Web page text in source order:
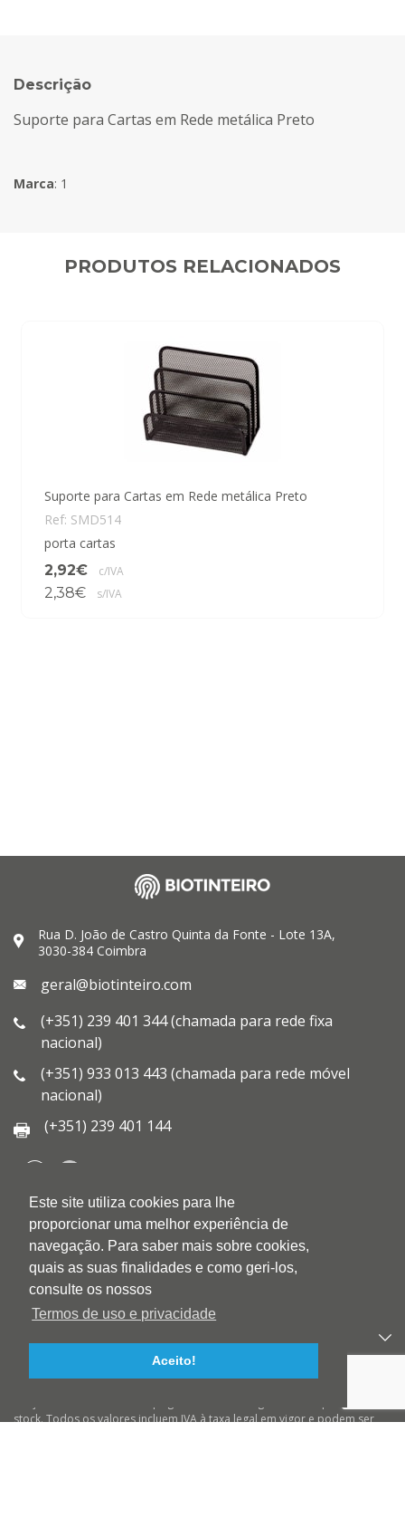
Este site utiliza cookies para lhe
proporcionar uma melhor experiência de
navegação. Para saber mais sobre cookies,
quais as suas finalidades e como geri-los,
consulte os nossos
Termos de uso e privacidade
Aceito!
Descrição
Suporte para Cartas em Rede metálica Preto
Marca: 1
PRODUTOS RELACIONADOS
Suporte para Cartas em Rede metálica Preto
Ref: SMD514
porta cartas
2,92€
c/IVA
2,38€ s/IVA
Rua D. João de Castro Quinta da Fonte - Lote 13A,
3030-384 Coimbra
geral@biotinteiro.com
(+351) 239 401 344 (chamada para rede fixa
nacional)
(+351) 933 013 443 (chamada para rede móvel
nacional)
(+351) 239 401 144
QUEM SOMOS
QUALIDADE
AMBIENTE
BLOG
CONTACTOS
stock. Todos os valores incluem IVA à taxa legal em vigor e podem ser